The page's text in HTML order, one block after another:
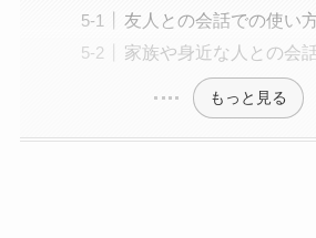
友人との会話での使い
家族や身近な人との会
もっと見る